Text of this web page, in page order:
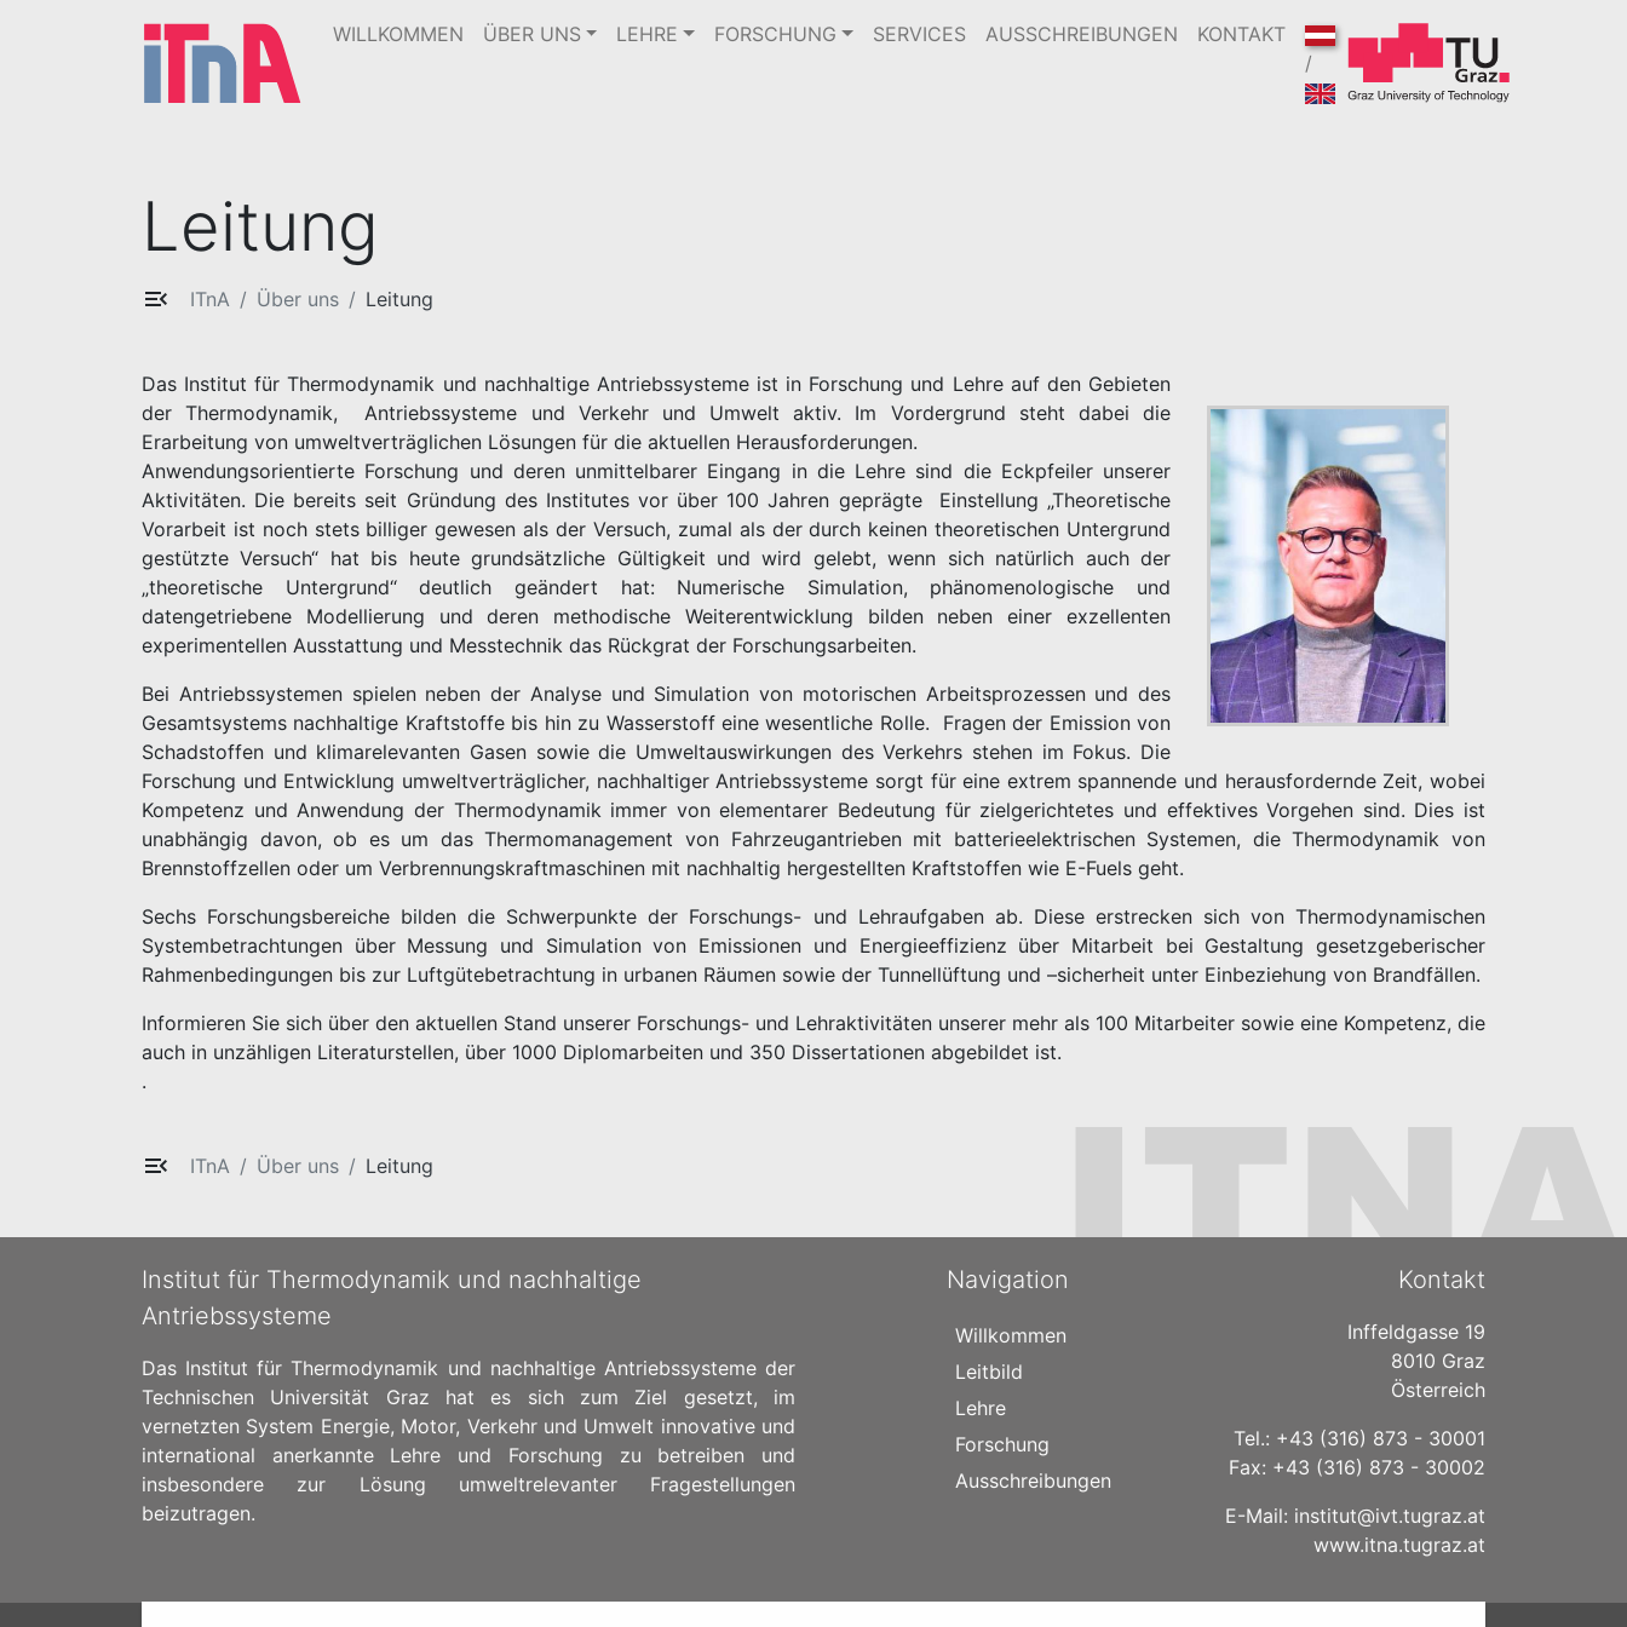
WILLKOMMEN ÜBER UNS LEHRE FORSCHUNG SERVICES AUSSCHREIBUNGEN
KONTAKT
/
Leitung
ITnA Über uns Leitung
Das Institut für Thermodynamik und nachhaltige Antriebssysteme ist in Forschung und Lehre auf den Gebieten
der Thermodynamik, Antriebssysteme und Verkehr und Umwelt aktiv. Im Vordergrund steht dabei die
Erarbeitung von umweltverträglichen Lösungen für die aktuellen Herausforderungen.
Anwendungsorientierte Forschung und deren unmittelbarer Eingang in die Lehre sind die Eckpfeiler unserer
Aktivitäten. Die bereits seit Gründung des Institutes vor über 100 Jahren geprägte Einstellung „Theoretische
Vorarbeit ist noch stets billiger gewesen als der Versuch, zumal als der durch keinen theoretischen Untergrund
gestützte Versuch“ hat bis heute grundsätzliche Gültigkeit und wird gelebt, wenn sich natürlich auch der
„theoretische Untergrund“ deutlich geändert hat: Numerische Simulation, phänomenologische und
datengetriebene Modellierung und deren methodische Weiterentwicklung bilden neben einer exzellenten
experimentellen Ausstattung und Messtechnik das Rückgrat der Forschungsarbeiten.
Bei Antriebssystemen spielen neben der Analyse und Simulation von motorischen Arbeitsprozessen und des
Gesamtsystems nachhaltige Kraftstoffe bis hin zu Wasserstoff eine wesentliche Rolle. Fragen der Emission von
Schadstoffen und klimarelevanten Gasen sowie die Umweltauswirkungen des Verkehrs stehen im Fokus. Die
Forschung und Entwicklung umweltverträglicher, nachhaltiger Antriebssysteme sorgt für eine extrem spannende und herausfordernde Zeit, wobei
Kompetenz und Anwendung der Thermodynamik immer von elementarer Bedeutung für zielgerichtetes und effektives Vorgehen sind. Dies ist
unabhängig davon, ob es um das Thermomanagement von Fahrzeugantrieben mit batterieelektrischen Systemen, die Thermodynamik von
Brennstoffzellen oder um Verbrennungskraftmaschinen mit nachhaltig hergestellten Kraftstoffen wie E-Fuels geht.
Sechs Forschungsbereiche bilden die Schwerpunkte der Forschungs- und Lehraufgaben ab. Diese erstrecken sich von Thermodynamischen
Systembetrachtungen über Messung und Simulation von Emissionen und Energieeffizienz über Mitarbeit bei Gestaltung gesetzgeberischer
Rahmenbedingungen bis zur Luftgütebetrachtung in urbanen Räumen sowie der Tunnellüftung und –sicherheit unter Einbeziehung von Brandfällen.
Informieren Sie sich über den aktuellen Stand unserer Forschungs- und Lehraktivitäten unserer mehr als 100 Mitarbeiter sowie eine Kompetenz, die
auch in unzähligen Literaturstellen, über 1000 Diplomarbeiten und 350 Dissertationen abgebildet ist.
.
ITnA Über uns Leitung
Institut für Thermodynamik und nachhaltige
Antriebssysteme
Das Institut für Thermodynamik und nachhaltige Antriebssysteme der
Technischen Universität Graz hat es sich zum Ziel gesetzt, im
vernetzten System Energie, Motor, Verkehr und Umwelt innovative und
international anerkannte Lehre und Forschung zu betreiben und
insbesondere zur Lösung umweltrelevanter Fragestellungen
beizutragen.
Navigation
Willkommen
Leitbild
Lehre
Forschung
Ausschreibungen
Kontakt
Inffeldgasse 19
8010 Graz
Österreich
Tel.: +43 (316) 873 - 30001
Fax: +43 (316) 873 - 30002
E-Mail: institut@ivt.tugraz.at
www.itna.tugraz.at